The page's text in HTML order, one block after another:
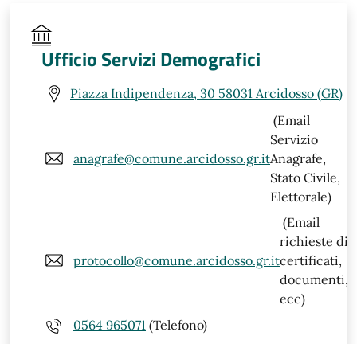
Ufficio Servizi Demografici
Piazza Indipendenza, 30 58031 Arcidosso (GR)
anagrafe@comune.arcidosso.gr.it
(Email
Servizio
Anagrafe,
Stato Civile,
Elettorale)
protocollo@comune.arcidosso.gr.it
(Email
richieste di
certificati,
documenti,
ecc)
0564 965071 (Telefono)